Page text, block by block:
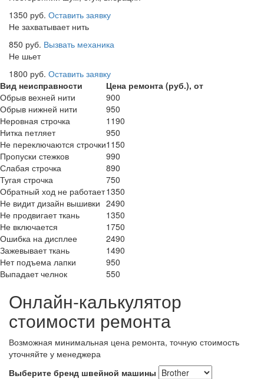
1350 руб. Оставить заявку
Не захватывает нить
850 руб. Вызвать механика
Не шьет
1800 руб. Оставить заявку
Вид неисправности
Цена ремонта (руб.), от
Обрыв вехней нити
900
Обрыв нижней нити
950
Неровная строчка
1190
Нитка петляет
950
Не переключаются строчки1150
Пропуски стежков
990
Слабая строчка
890
Тугая строчка
750
Обратный ход не работает1350
Не видит дизайн вышивки 2490
Не продвигает ткань
1350
Не включается
1750
Ошибка на дисплее
2490
Зажевывает ткань
1490
Нет подъема лапки
950
Выпадает челнок
550
Онлайн-калькулятор
стоимости ремонта
Возможная минимальная цена ремонта, точную стоимость
уточняйте у менеджера
Выберите бренд швейной машины